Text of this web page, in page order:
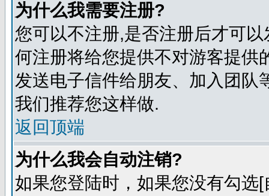
为什么我需要注册?
您可以不注册,是否注册后才可
何注册将给您提供不对游客提供
发送电子信件给朋友、加入团
我们推荐您这样做.
返回顶端
为什么我会自动注销?
如果您登陆时，如果您没有勾选